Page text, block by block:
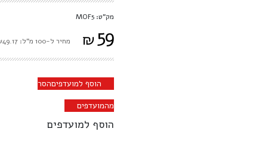
מק"ט: MOF5
₪59 מחיר ל-100 מ"ל: ₪49.17
הוסף למועדפיםהסר
מהמועדפים
הוסף למועדפים